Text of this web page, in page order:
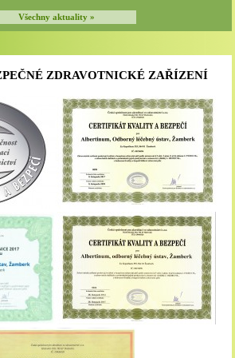
Všechny aktuality »
ZDRAVOTNICKÉ ZAŘÍZENÍ